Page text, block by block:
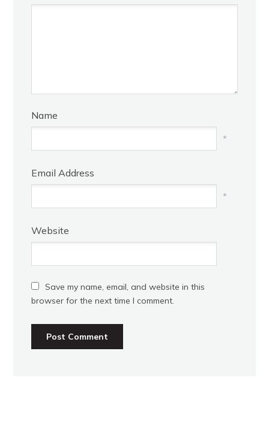
Name
*
Email Address
*
Website
Save my name, email, and website in this
browser for the next time I comment.